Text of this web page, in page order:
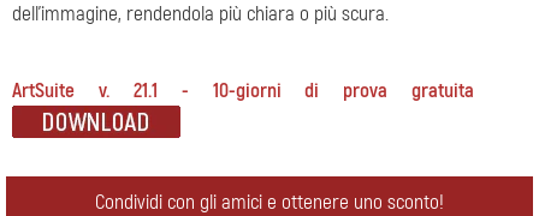
dell’immagine, rendendola più chiara o più scura.
ArtSuite v. 21.1 - 10-giorni di prova gratuita
Condividi con gli amici e ottenere uno sconto!